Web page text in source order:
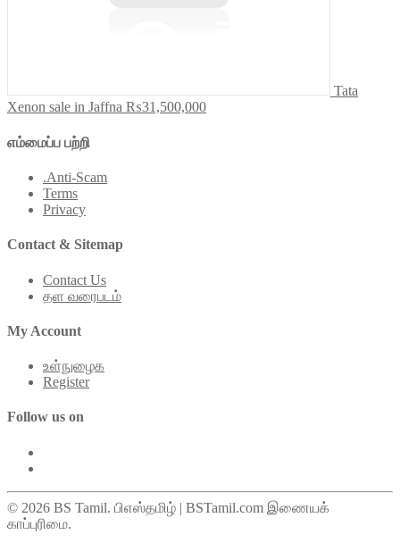
Tata
Xenon sale in Jaffna ₨31,500,000
எம்மைப்ப பற்றி
.Anti-Scam
Terms
Privacy
Contact & Sitemap
Contact Us
தள வரைபடம்
My Account
உள்நுழைக
Register
Follow us on
© 2026 BS Tamil. பிஎஸ்தமிழ் | BSTamil.com இணையக்
காப்புரிமை.